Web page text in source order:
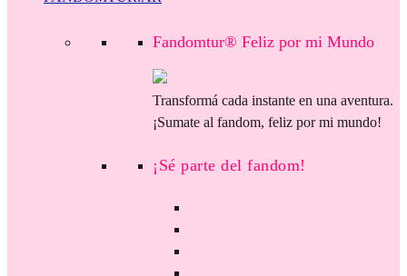
Fandomtur® Feliz por mi Mundo
Transformá cada instante en una aventura.
¡Sumate al fandom, feliz por mi mundo!
¡Sé parte del fandom!